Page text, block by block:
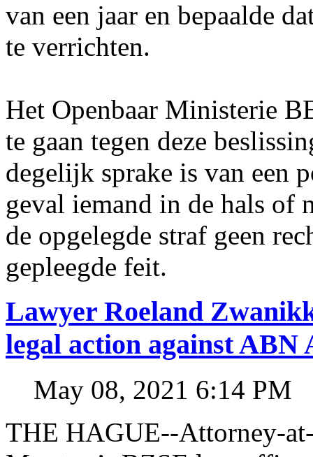
van een jaar en bepaalde
te verrichten.
Het Openbaar Ministerie
te gaan tegen deze
degelijk sprake is van een
geval iemand in de hals of
de opgelegde straf geen
gepleegde feit.
Lawyer Roeland
legal action against
May 08, 2021 6:14 PM
THE HAGUE--Attorney-